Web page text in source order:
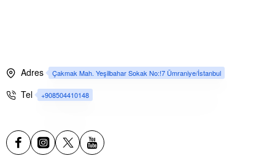
Adres Çakmak Mah. Yeşilbahar Sokak No:!7 Ümraniye/İstanbul
Tel +908504410148